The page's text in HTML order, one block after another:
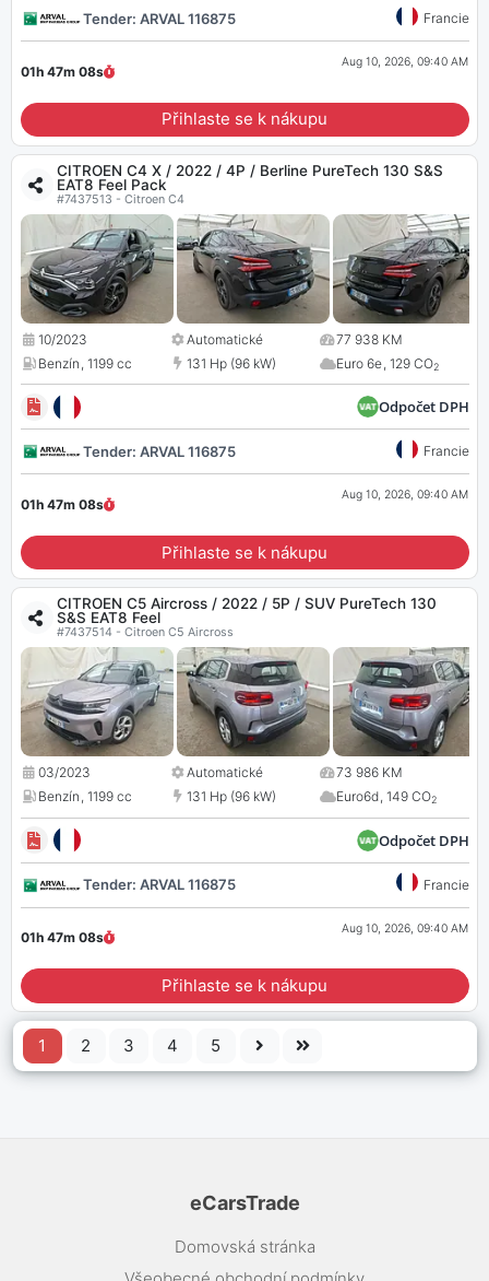
Tender: ARVAL 116875 Francie
01h 47m 07s
Aug 10, 2026, 09:40 AM
Přihlaste se k nákupu
CITROEN C4 X / 2022 / 4P / Berline PureTech 130 S&S
EAT8 Feel Pack
#7437513 - Citroen C4
10/2023 Automatické
77 938 KM
Benzín, 1199 cc 131 Hp (96 kW) Euro 6e, 129 CO2
Odpočet DPH
Tender: ARVAL 116875 Francie
01h 47m 07s
Aug 10, 2026, 09:40 AM
Přihlaste se k nákupu
CITROEN C5 Aircross / 2022 / 5P / SUV PureTech 130
S&S EAT8 Feel
#7437514 - Citroen C5 Aircross
03/2023 Automatické
73 986 KM
Benzín, 1199 cc 131 Hp (96 kW) Euro6d, 149 CO2
Odpočet DPH
Tender: ARVAL 116875 Francie
01h 47m 07s
Aug 10, 2026, 09:40 AM
Přihlaste se k nákupu
1 2 3 4 5
eCarsTrade
Domovská stránka